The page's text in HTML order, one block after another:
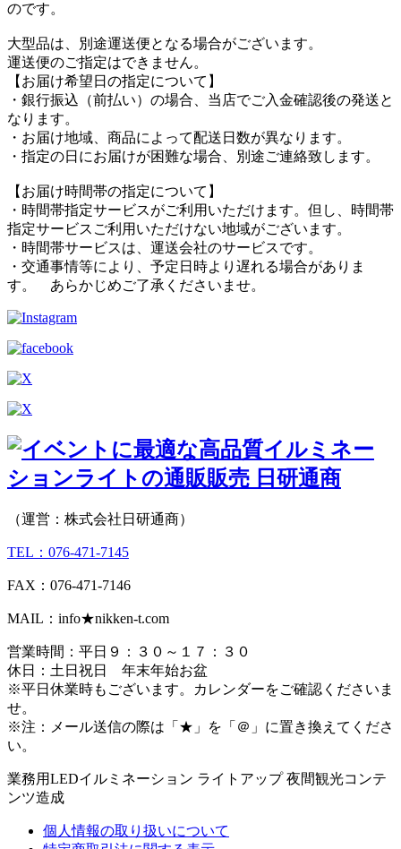
のです。
大型品は、別途運送便となる場合がございます。
運送便のご指定はできません。
【お届け希望日の指定について】
・銀行振込（前払い）の場合、当店でご入金確認後の発送と
なります。
・お届け地域、商品によって配送日数が異なります。
・指定の日にお届けが困難な場合、別途ご連絡致します。
【お届け時間帯の指定について】
・時間帯指定サービスがご利用いただけます。但し、時間帯
指定サービスご利用いただけない地域がございます。
・時間帯サービスは、運送会社のサービスです。
・交通事情等により、予定日時より遅れる場合がありま
す。 あらかじめご了承くださいませ。
（運営：株式会社日研通商）
TEL：076-471-7145
FAX：076-471-7146
MAIL：info★nikken-t.com
営業時間：平日９：３０～１７：３０
休日：土日祝日 年末年始お盆
※平日休業時もございます。カレンダーをご確認くださいま
せ。
※注：メール送信の際は「★」を「＠」に置き換えてくださ
い。
業務用LEDイルミネーション ライトアップ 夜間観光コンテ
ンツ造成
個人情報の取り扱いについて